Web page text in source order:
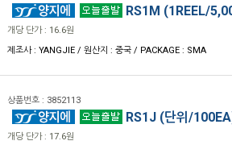
RS1M (1REEL/
개당 단가 : 16.6원
제조사 : YANGJIE / 원산지 : 중국 / PACKAGE : SMA
상품번호 : 3852113
RS1J (단위/
개당 단가 : 17.6원